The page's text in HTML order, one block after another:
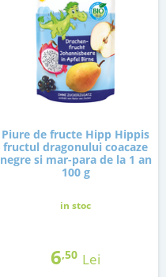
Piure de fructe Hipp Hippis
fructul dragonului coacaze
negre si mar-para de la 1 an
100 g
in stoc
6,50 Lei